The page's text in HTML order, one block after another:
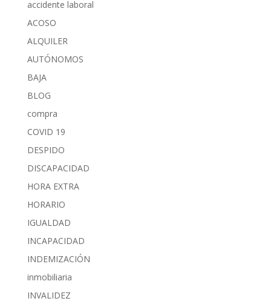
accidente laboral
ACOSO
ALQUILER
AUTÓNOMOS
BAJA
BLOG
compra
COVID 19
DESPIDO
DISCAPACIDAD
HORA EXTRA
HORARIO
IGUALDAD
INCAPACIDAD
INDEMIZACIÓN
inmobiliaria
INVALIDEZ